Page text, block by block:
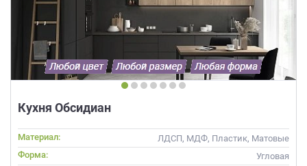
Кухня Обсидиан
Материал:
ЛДСП, МДФ, Пластик, Матовые
Форма:
Угловая